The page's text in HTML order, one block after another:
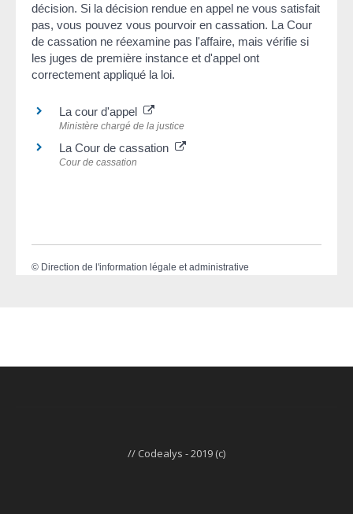
décision. Si la décision rendue en appel ne vous satisfait
pas, vous pouvez vous pourvoir en cassation. La Cour
de cassation ne réexamine pas l'affaire, mais vérifie si
les juges de première instance et d'appel ont
correctement appliqué la loi.
La cour d'appel
Ministère chargé de la justice
La Cour de cassation
Cour de cassation
© Direction de l'information légale et administrative
// Codealys - 2019 (c)